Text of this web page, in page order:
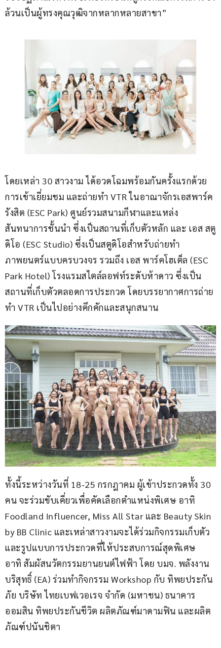
ล้วนเป็นผู้ทรงคุณวุฒิจากหลากหลายสาขา”
โดยเหล่า 30 สาวงาม ได้อวดโฉมพร้อมกันครั้งแรกด้วย
การเข้าเยี่ยมชม และถ่ายทำ VTR ในอาณาจักรเอสพาร์ค
รังสิต (ESC Park) ศูนย์รวมสนามกีฬาและแหล่ง
สันทนาการชั้นนำ ซึ่งเป็นสถานที่เก็บตัวหลัก และ เอส สตู
ดิโอ (ESC Studio) ซึ่งเป็นสตูดิโอสำหรับถ่ายทำ
ภาพยนตร์แบบครบวงจร รวมถึง เอส พาร์คโฮเต็ล (ESC
Park Hotel) โรงแรมสไตล์ลอฟท์ระดับห้าดาว ซึ่งเป็น
สถานที่เก็บตัวตลอดการประกวด โดยบรรยากาศการถ่าย
ทำ VTR เป็นไปอย่างคึกคักและสนุกสนาน
ทั้งนี้ระหว่างวันที่ 18-25 กรกฎาคม ผู้เข้าประกวดทั้ง 30
คน จะร่วมขับเคี่ยวเพื่อคัดเลือกตำแหน่งพิเศษ อาทิ
Foodland Influencer, Miss All Star และ Beauty Skin
by BB Clinic และเหล่าสาวงามจะได้ร่วมกิจกรรมเก็บตัว
และรูปแบบการประกวดที่ให้ประสบการณ์สุดพิเศษ
อาทิ สัมผัสนวัตกรรมยานยนต์ไฟฟ้า โดย บมจ. พลังงาน
บริสุทธิ์ (EA) ร่วมทำกิจกรรม Workshop กับ ทิพยประกัน
ภัย บริษัท ไทยเบฟเวอเรจ จำกัด (มหาชน) ธนาคาร
ออมสิน ทิพยประกันชีวิต ผลิตภัณฑ์มาดามฟิน และผลิต
ภัณฑ์ปนันชิตา